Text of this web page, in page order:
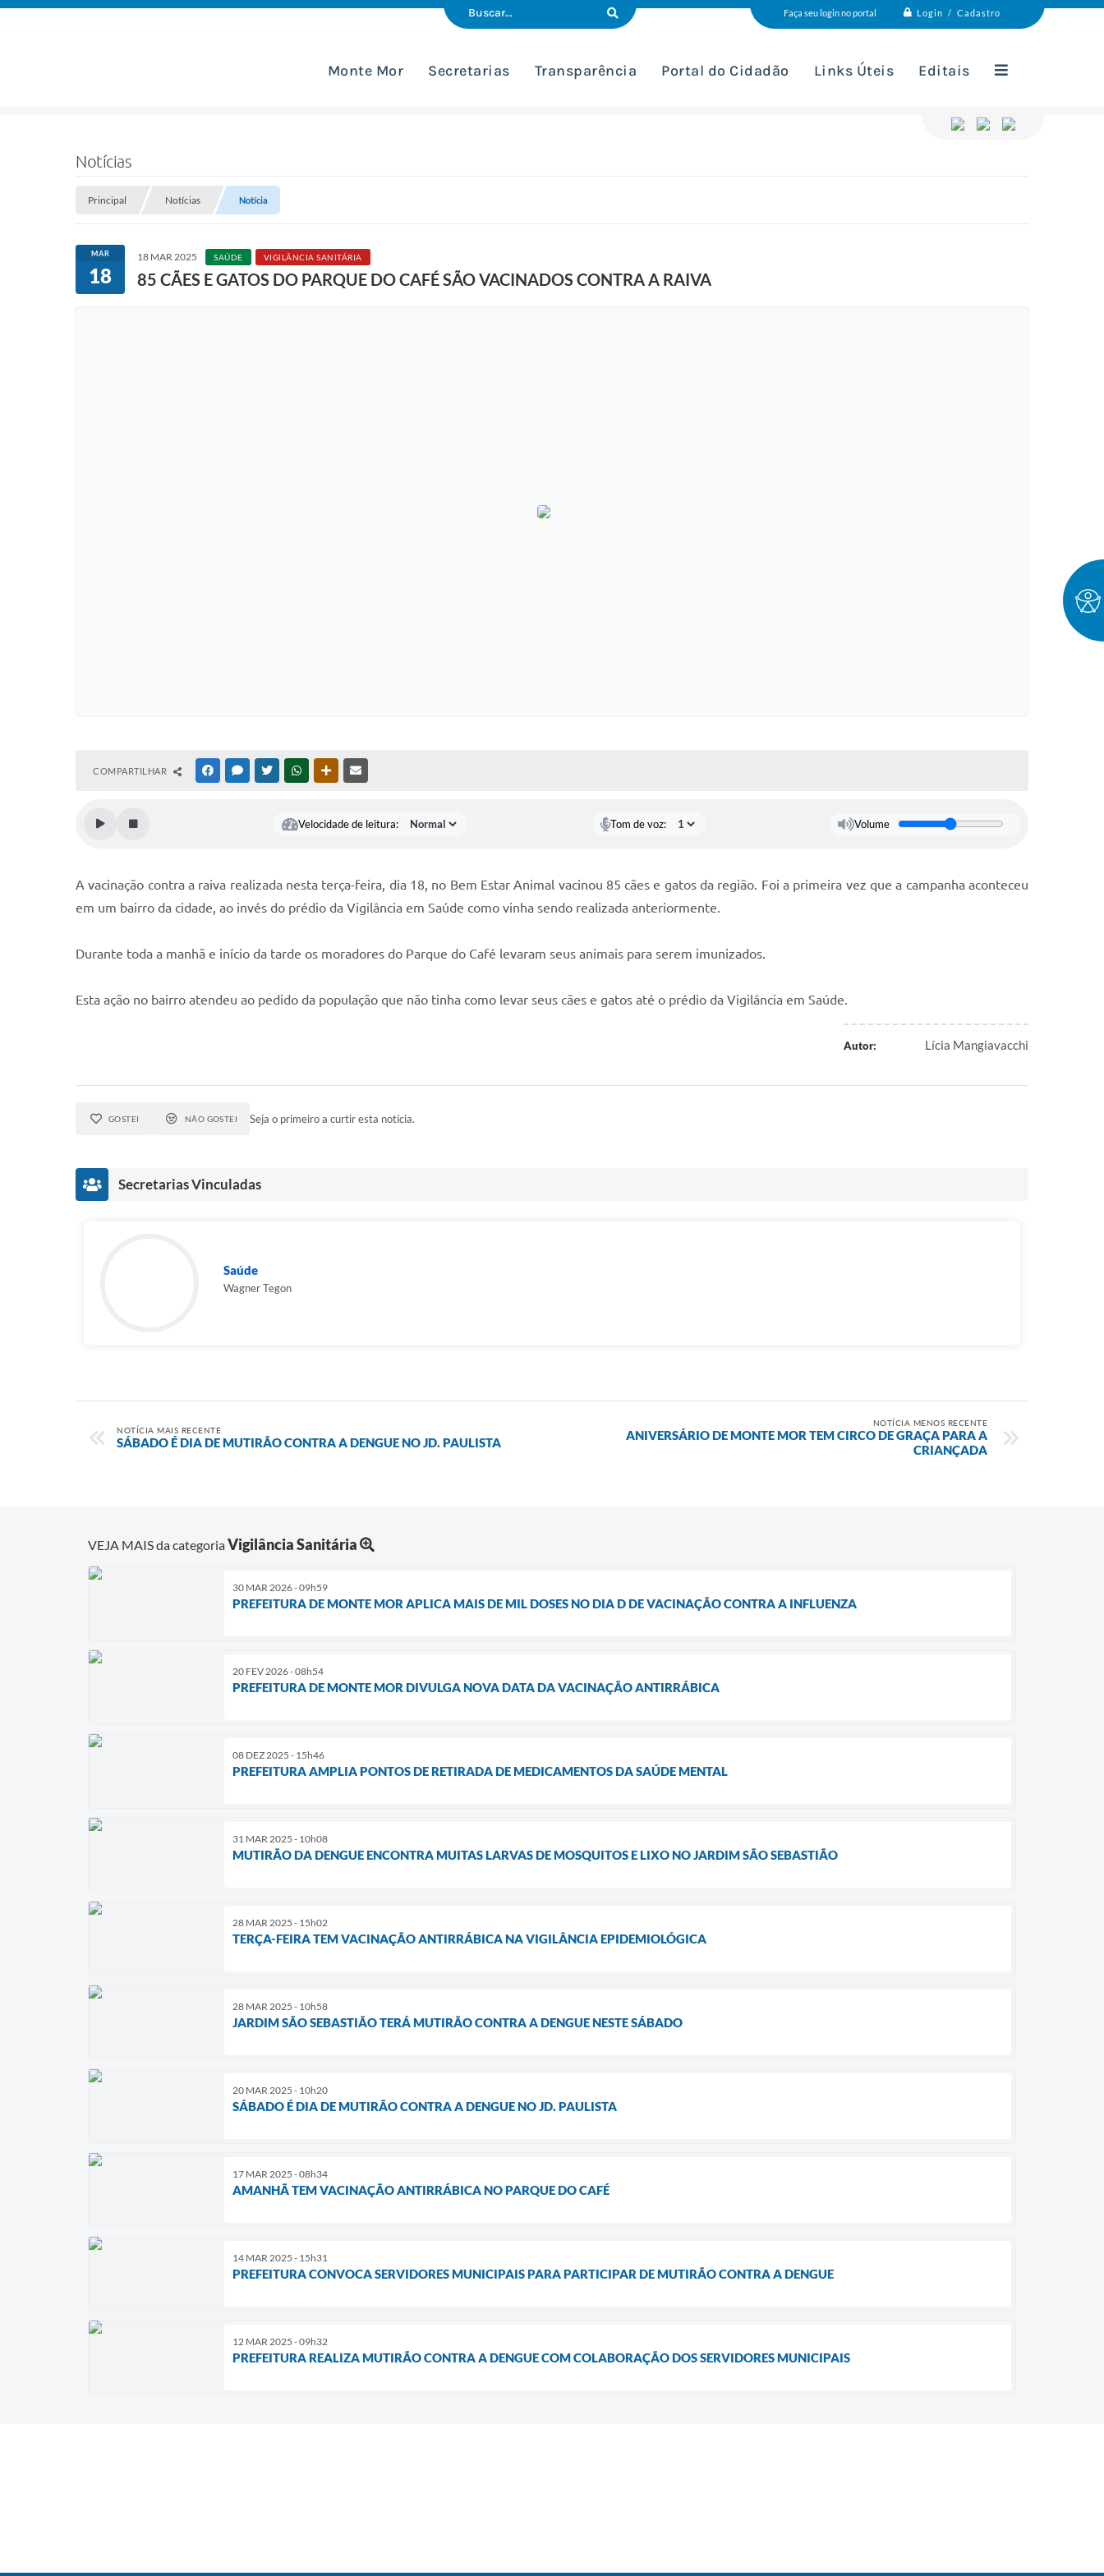
Faça seu login no portal Login / Cadastro
Monte Mor Secretarias Transparência Portal do Cidadão Links Úteis Editais
Notícias
Principal Notícias Notícia
MAR
18
18 MAR 2025 SAÚDE VIGILÂNCIA SANITÁRIA
85 CÃES E GATOS DO PARQUE DO CAFÉ SÃO VACINADOS CONTRA A RAIVA
COMPARTILHAR FACEBOOKMESSENGER
TWITTERWHATSAPPOUTRAS MÍDIAS
Velocidade de leitura: Tom de voz: Volume
A vacinação contra a raiva realizada nesta terça-feira, dia 18, no Bem Estar Animal vacinou 85 cães e gatos da região. Foi a primeira vez que a campanha aconteceu
em um bairro da cidade, ao invés do prédio da Vigilância em Saúde como vinha sendo realizada anteriormente.
Durante toda a manhã e início da tarde os moradores do Parque do Café levaram seus animais para serem imunizados.
Esta ação no bairro atendeu ao pedido da população que não tinha como levar seus cães e gatos até o prédio da Vigilância em Saúde.
Autor: Lícia Mangiavacchi
GOSTEI NÃO GOSTEI Seja o primeiro a curtir esta notícia.
Secretarias Vinculadas
Saúde
Wagner Tegon
NOTÍCIA MAIS RECENTE
SÁBADO É DIA DE MUTIRÃO CONTRA A DENGUE NO JD. PAULISTA
NOTÍCIA MENOS RECENTE
ANIVERSÁRIO DE MONTE MOR TEM CIRCO DE GRAÇA PARA A
CRIANÇADA
VEJA MAIS da categoriaVigilância Sanitária
30 MAR 2026 - 09h59
PREFEITURA DE MONTE MOR APLICA MAIS DE MIL DOSES NO DIA D DE VACINAÇÃO CONTRA A INFLUENZA
20 FEV 2026 - 08h54
PREFEITURA DE MONTE MOR DIVULGA NOVA DATA DA VACINAÇÃO ANTIRRÁBICA
08 DEZ 2025 - 15h46
PREFEITURA AMPLIA PONTOS DE RETIRADA DE MEDICAMENTOS DA SAÚDE MENTAL
31 MAR 2025 - 10h08
MUTIRÃO DA DENGUE ENCONTRA MUITAS LARVAS DE MOSQUITOS E LIXO NO JARDIM SÃO SEBASTIÃO
28 MAR 2025 - 15h02
TERÇA-FEIRA TEM VACINAÇÃO ANTIRRÁBICA NA VIGILÂNCIA EPIDEMIOLÓGICA
28 MAR 2025 - 10h58
JARDIM SÃO SEBASTIÃO TERÁ MUTIRÃO CONTRA A DENGUE NESTE SÁBADO
20 MAR 2025 - 10h20
SÁBADO É DIA DE MUTIRÃO CONTRA A DENGUE NO JD. PAULISTA
17 MAR 2025 - 08h34
AMANHÃ TEM VACINAÇÃO ANTIRRÁBICA NO PARQUE DO CAFÉ
14 MAR 2025 - 15h31
PREFEITURA CONVOCA SERVIDORES MUNICIPAIS PARA PARTICIPAR DE MUTIRÃO CONTRA A DENGUE
12 MAR 2025 - 09h32
PREFEITURA REALIZA MUTIRÃO CONTRA A DENGUE COM COLABORAÇÃO DOS SERVIDORES MUNICIPAIS